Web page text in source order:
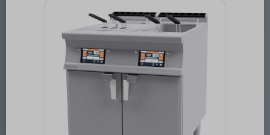
ovládacích prvků: IPX5 Vnější barva
zařízení: Nerezové Materiál: AISI 304
Kontrolky: chodu a nahřátí Typ vrc